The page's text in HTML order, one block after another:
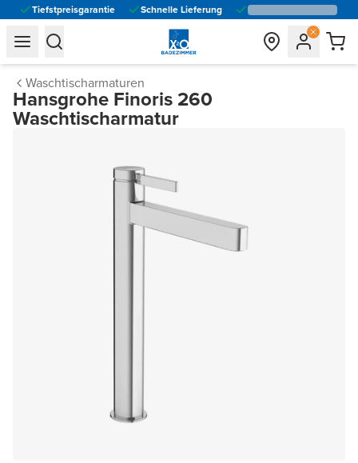
Tiefstpreisgarantie Schnelle Lieferung
general.navigation.toggle_menu.label
general.navigation.toggle_menu.label
Waschtischarmaturen
Hansgrohe Finoris 260
Waschtischarmatur